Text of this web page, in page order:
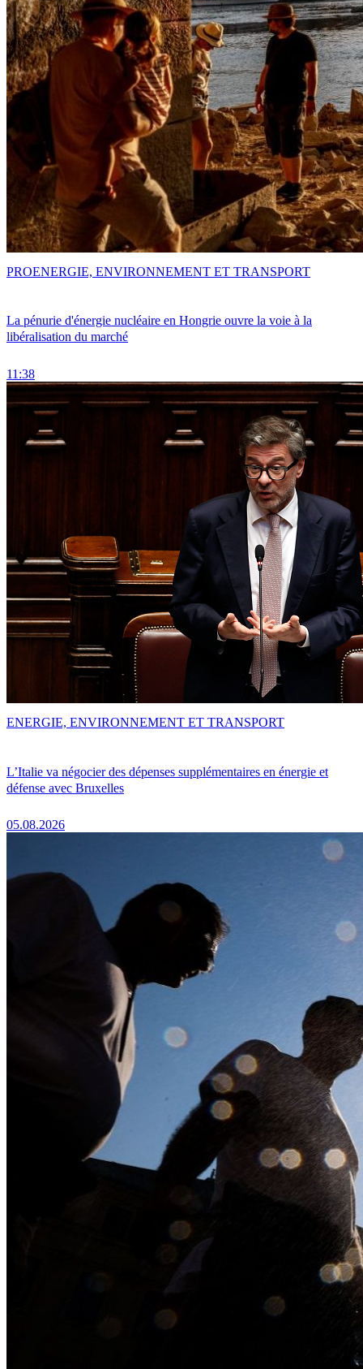
La pénurie d'énergie nucléaire en Hongrie ouvre la voie à la
libéralisation du marché
11:38
PROENERGIE, ENVIRONNEMENT ET TRANSPORT
L’Italie va négocier des dépenses supplémentaires en énergie et
défense avec Bruxelles
05.08.2026
ENERGIE, ENVIRONNEMENT ET TRANSPORT